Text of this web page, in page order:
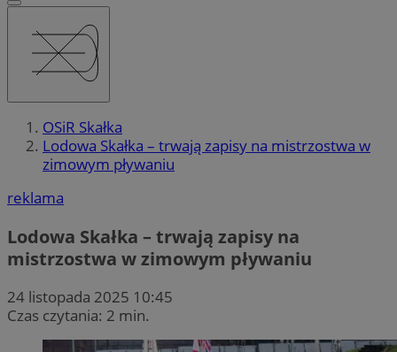
OSiR Skałka
Lodowa Skałka – trwają zapisy na mistrzostwa w
zimowym pływaniu
reklama
Lodowa Skałka – trwają zapisy na
mistrzostwa w zimowym pływaniu
24 listopada 2025 10:45
Czas czytania: 2 min.